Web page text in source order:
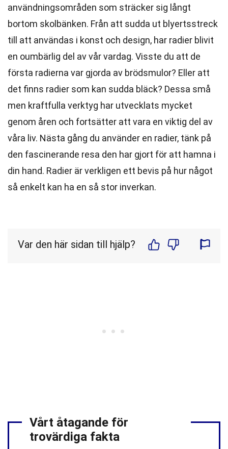
användningsområden som sträcker sig långt
bortom skolbänken. Från att sudda ut blyertsstreck
till att användas i konst och design, har radier blivit
en oumbärlig del av vår vardag. Visste du att de
första radierna var gjorda av brödsmulor? Eller att
det finns radier som kan sudda bläck? Dessa små
men kraftfulla verktyg har utvecklats mycket
genom åren och fortsätter att vara en viktig del av
våra liv. Nästa gång du använder en radier, tänk på
den fascinerande resa den har gjort för att hamna i
din hand. Radier är verkligen ett bevis på hur något
så enkelt kan ha en så stor inverkan.
Var den här sidan till hjälp?
Vårt åtagande för
trovärdiga fakta